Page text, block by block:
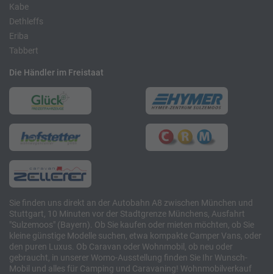
Kabe
Dethleffs
Eriba
Tabbert
Die Händler im Freistaat
Sie finden uns direkt an der Autobahn A8 zwischen München und
Stuttgart, 10 Minuten vor der Stadtgrenze Münchens, Ausfahrt
"Sulzemoos" (Bayern). Ob Sie kaufen oder mieten möchten, ob Sie
kleine günstige Modelle suchen, etwa kompakte Camper Vans, oder
den puren Luxus. Ob Caravan oder Wohnmobil, ob neu oder
gebraucht, in unserer Womo-Ausstellung finden Sie Ihr Wunsch-
Mobil und alles für Camping und Caravaning! Wohnmobilverkauf